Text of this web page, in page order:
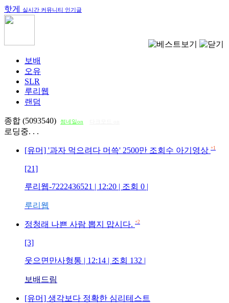
핫게 실시간 커뮤니티 인기글
보배
오유
SLR
루리웹
랜덤
종합 (5093540) 썸네일on
로딩중. . .
[유머] '과자 먹으려다 머쓱' 2500만 조회수 아기영상 +1
[21]
루리웹-7222436521 | 12:20 | 조회 0 |
루리웹
정청래 나쁜 사람 뽑지 맙시다. +2
[3]
웃으면만사형통 | 12:14 | 조회 132 |
보배드림
[유머] 생각보다 정확한 심리테스트